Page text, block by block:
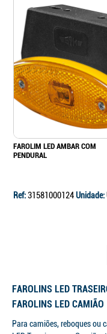
FAROLIM LED AMBAR COM
PENDURAL
Ref:31581000124Unidade:
FAROLINS LED
FAROLINS LED CAMIÃO
Para camiões, reboques ou